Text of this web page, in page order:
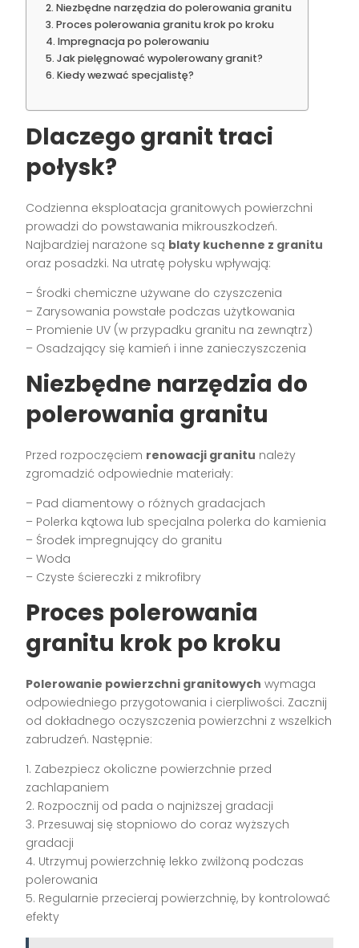
Niezbędne narzędzia do polerowania granitu
Proces polerowania granitu krok po kroku
Impregnacja po polerowaniu
Jak pielęgnować wypolerowany granit?
Kiedy wezwać specjalistę?
Dlaczego granit traci
połysk?
Codzienna eksploatacja granitowych powierzchni
prowadzi do powstawania mikrouszkodzeń.
Najbardziej narażone są blaty kuchenne z granitu
oraz posadzki. Na utratę połysku wpływają:
– Środki chemiczne używane do czyszczenia
– Zarysowania powstałe podczas użytkowania
– Promienie UV (w przypadku granitu na zewnątrz)
– Osadzający się kamień i inne zanieczyszczenia
Niezbędne narzędzia do
polerowania granitu
Przed rozpoczęciem renowacji granitu należy
zgromadzić odpowiednie materiały:
– Pad diamentowy o różnych gradacjach
– Polerka kątowa lub specjalna polerka do kamienia
– Środek impregnujący do granitu
– Woda
– Czyste ściereczki z mikrofibry
Proces polerowania
granitu krok po kroku
Polerowanie powierzchni granitowych wymaga
odpowiedniego przygotowania i cierpliwości. Zacznij
od dokładnego oczyszczenia powierzchni z wszelkich
zabrudzeń. Następnie:
1. Zabezpiecz okoliczne powierzchnie przed
zachlapaniem
2. Rozpocznij od pada o najniższej gradacji
3. Przesuwaj się stopniowo do coraz wyższych
gradacji
4. Utrzymuj powierzchnię lekko zwilżoną podczas
polerowania
5. Regularnie przecieraj powierzchnię, by kontrolować
efekty